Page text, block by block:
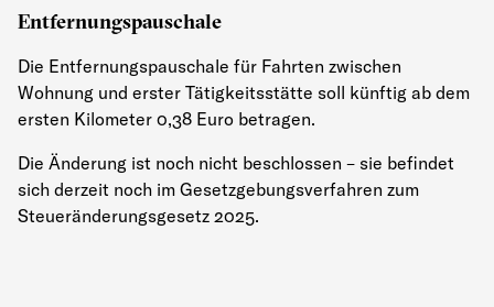
Entfernungspauschale
Die Entfernungspauschale für Fahrten zwischen
Wohnung und erster Tätigkeitsstätte soll künftig ab dem
ersten Kilometer 0,38 Euro betragen.
Die Änderung ist noch nicht beschlossen – sie befindet
sich derzeit noch im Gesetzgebungsverfahren zum
Steueränderungsgesetz 2025.